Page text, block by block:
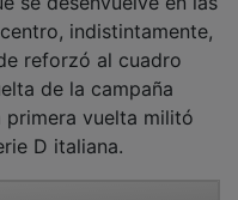
indistintamente,
reforzó al cuadro
de la campaña
vuelta militó
D italiana.